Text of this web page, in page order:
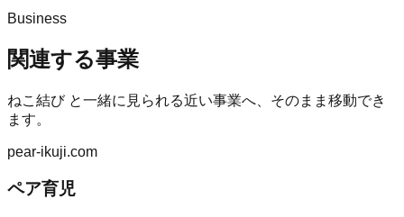
Business
関連する事業
ねこ結びと一緒に見られる近い事業へ、そのまま移動でき
ます。
pear-ikuji.com
ペア育児